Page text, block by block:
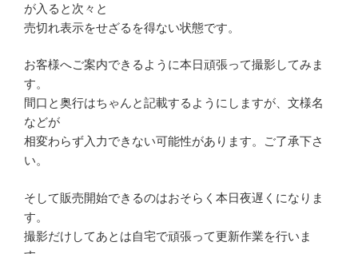
が入ると次々と
売切れ表示をせざるを得ない状態です。
お客様へご案内できるように本日頑張って撮影してみま
す。
間口と奥行はちゃんと記載するようにしますが、文様名
などが
相変わらず入力できない可能性があります。ご了承下さ
い。
そして販売開始できるのはおそらく本日夜遅くになりま
す。
撮影だけしてあとは自宅で頑張って更新作業を行いま